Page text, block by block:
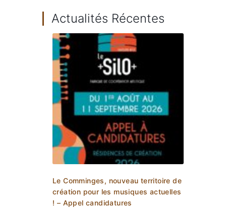
Actualités Récentes
Le Comminges, nouveau territoire de
création pour les musiques actuelles
! – Appel candidatures